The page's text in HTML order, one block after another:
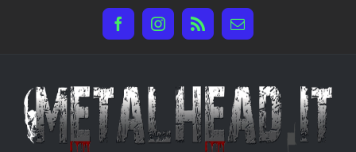
FacebookInstagram
Rss Email